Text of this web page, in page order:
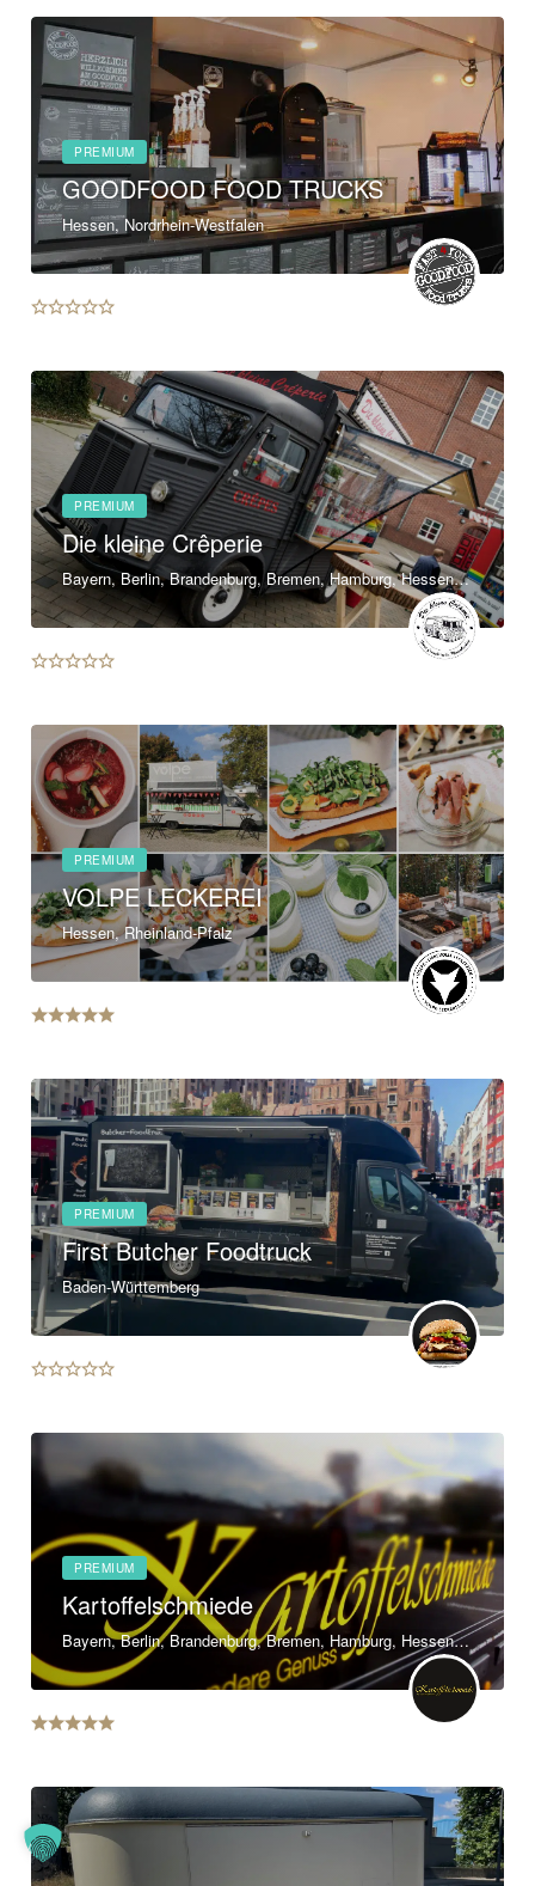
PREMIUM
GOODFOOD FOOD TRUCKS
Hessen, Nordrhein-Westfalen
PREMIUM
Die kleine Crêperie
Bayern, Berlin, Brandenburg, Bremen, Hamburg, Hessen, Mecklenburg-Vorpommern, Niedersachsen, Nordrhein-Westfalen, Rheinland-Pfalz, Saarland, Sachsen, Sachsen-Anhalt, Schleswig-Holstein, Thüringen, Baden-Württemberg
PREMIUM
VOLPE LECKEREI
Hessen, Rheinland-Pfalz
PREMIUM
First Butcher Foodtruck
Baden-Württemberg
PREMIUM
Kartoffelschmiede
Bayern, Berlin, Brandenburg, Bremen, Hamburg, Hessen, Mecklenburg-Vorpommern, Niedersachsen, Nordrhein-Westfalen, Rheinland-Pfalz, Saarland, Sachsen, Sachsen-Anhalt, Schleswig-Holstein, Thüringen, Baden-Württemberg